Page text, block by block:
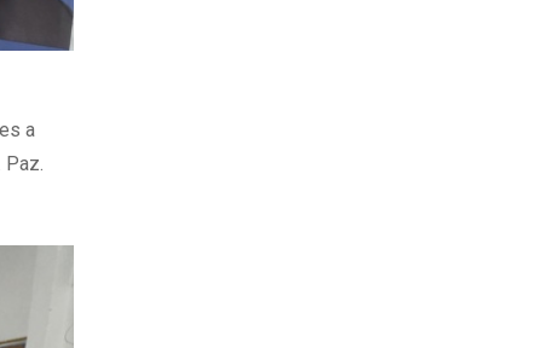
a
Paz.